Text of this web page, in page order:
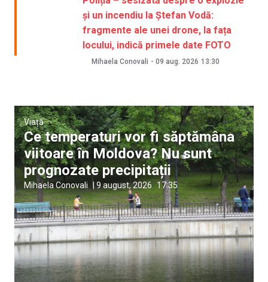
și un incendiu la Ștefan Vodă:
fragmente ale unei drone, la fața
locului, indică primele date FOTO
Mihaela Conovali - 09 aug. 2026 13:30
Viață
Ce temperaturi vor fi săptămâna
viitoare în Moldova? Nu sunt
prognozate precipitații
Mihaela Conovali | 9 august, 2026 17:35